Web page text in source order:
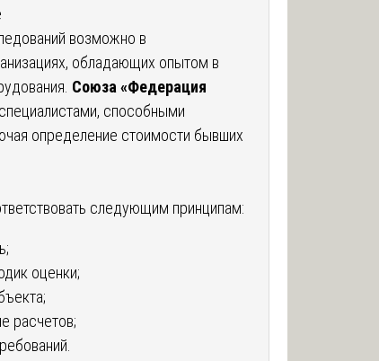
возможно в
обладающих опытом в
Союза «Федерация
способными
определение стоимости бывших
следующим принципам:
оценки;
расчетов;